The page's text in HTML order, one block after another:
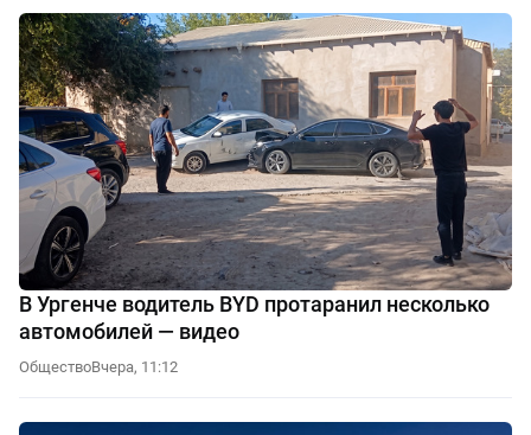
В Ургенче водитель BYD протаранил несколько
автомобилей — видео
ОбществоВчера, 11:12